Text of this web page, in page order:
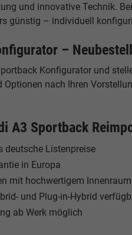
und innovative Technik.
günstig – individuell
–
Konfigurator und
Optionen nach Ihren
A3 Sportback
deutsche Listenpreise
in Europa
mit hochwertigem Innenraum
und Plug-in-Hybrid
ab Werk möglich